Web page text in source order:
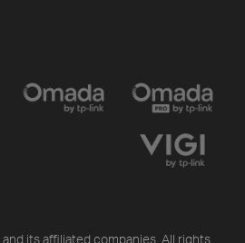
its affiliated companies. All rights